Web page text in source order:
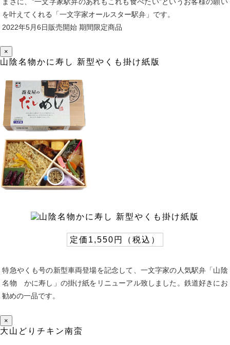
を叶えてくれる「一文字家オールスター駅弁」です。
2022年5月6日販売開始 期間限定商品
×
山陰名物かに寿し 新型やくも掛け紙版
定価1,550円（税込）
特急やくも号の新型車両登場を記念して、一文字家の人気駅弁「山陰
名物 かに寿し」の掛け紙をリニューアル致しました。鉄道好きにお
勧めの一品です。
×
大山どりチキン南蛮